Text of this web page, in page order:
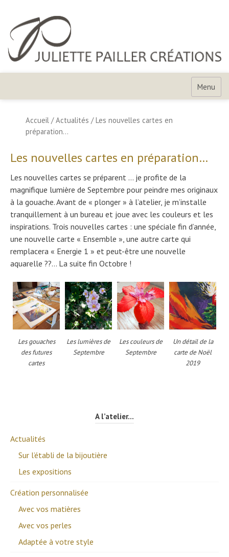
content
Juliette
Créations
Menu
Accueil /Actualités /Les nouvelles cartes en
préparation…
Les nouvelles cartes en préparation…
Les nouvelles cartes se préparent … je profite de la
magnifique lumière de Septembre pour peindre mes originaux
à la gouache. Avant de « plonger » à l’atelier, je m’installe
tranquillement à un bureau et joue avec les couleurs et les
inspirations. Trois nouvelles cartes : une spéciale fin d’année,
une nouvelle carte « Ensemble », une autre carte qui
remplacera « Energie 1 » et peut-être une nouvelle
aquarelle ??… La suite fin Octobre !
Les gouaches
des futures
cartes
Les lumières de
Septembre
Les couleurs de
Septembre
Un détail de la
carte de Noël
2019
A l’atelier…
Actualités
Sur l’établi de la bijoutière
Les expositions
Création personnalisée
Avec vos matières
Avec vos perles
Adaptée à votre style